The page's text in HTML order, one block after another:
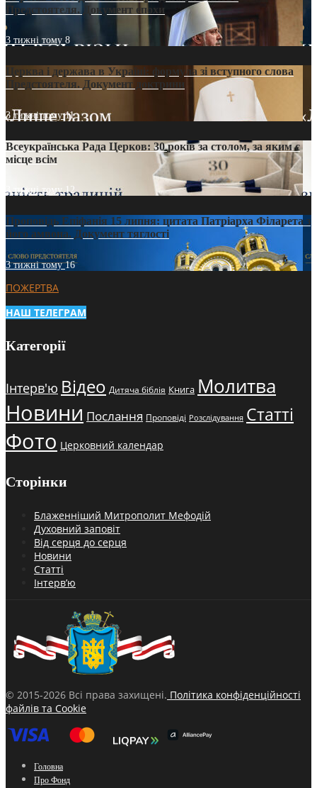
Предстоятеля. Документ епохи
3 тижні тому 8
Церква і держава в Україні: формула зі вступного слова
Предстоятеля. Документ доктрини
3 тижні тому11
Всеукраїнська Рада Церков: 30 років за столом, за яким є
місце всім
3 тижні тому12
Проповідь Епіфанія 15 липня: цитата Патріарха Філарета з
його амвона. Документ тяглості
3 тижні тому16
ПОЖЕРТВА
НАШ ТЕЛЕГРАМ
Категорії
Інтерв'ю Відео Дитяча біблія Книга Молитва
Новини Послання Проповіді Розслідування Статті
Фото Церковний календар
Сторінки
Блаженніший Митрополит Мефодій
Духовний заповіт
Від серця до серця
Новини
Статті
Інтерв’ю
© 2015-2026 Всі права захищені. Політика конфіденційності
файлів та Cookie
Головна
Про Фонд